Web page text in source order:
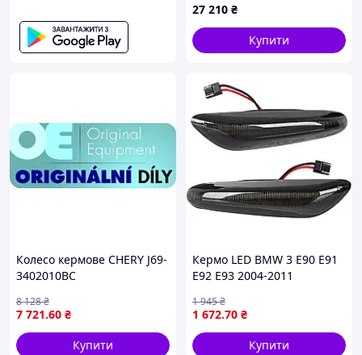
27 210 ₴
Купити
Колесо кермове CHERY J69-
3402010BC
7 721.60 ₴
8 128₴
Купити
Кермо LED BMW 3 E90 E91
E92 E93 2004-2011
1 672.70 ₴
1 945₴
Купити